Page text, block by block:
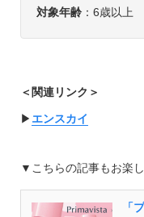
対象年齢：6歳以上
＜関連リンク＞
▶︎ エンスカイ
▼こちらの記事もお楽し
「